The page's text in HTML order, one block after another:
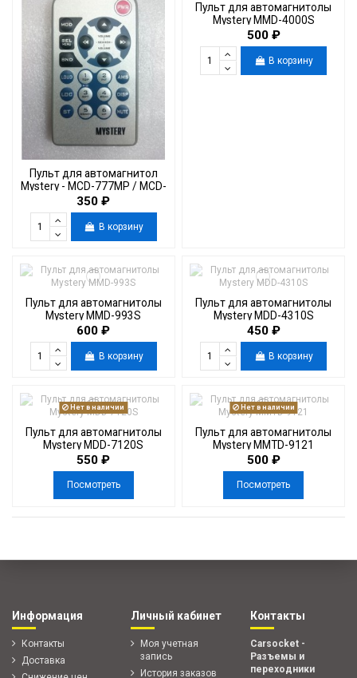
Пульт для автомагнитол
Mystery - MCD-777MP / MCD-
598MPU
350 ₽
В корзину
Пульт для автомагнитолы
Mystery MMD-4000S
500 ₽
В корзину
Пульт для автомагнитолы
Mystery MMD-993S
600 ₽
В корзину
Пульт для автомагнитолы
Mystery MDD-4310S
450 ₽
В корзину
Нет в наличии
Пульт для автомагнитолы
Mystery MDD-7120S
550 ₽
Посмотреть
Нет в наличии
Пульт для автомагнитолы
Mystery MMTD-9121
500 ₽
Посмотреть
Информация
Контакты
Доставка
Личный кабинет
Моя учетная
запись
История заказов
Контакты
Carsocket -
Разъемы и
переходники